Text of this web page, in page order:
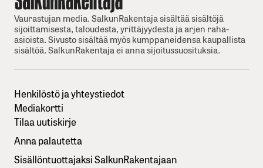
Vaurastujan media. SalkunRakentaja sisältää sisältöjä
sijoittamisesta, taloudesta, yrittäjyydesta ja arjen raha-
asioista. Sivusto sisältää myös kumppaneidensa kaupallista
sisältöä. SalkunRakentaja ei anna sijoitussuosituksia.
Henkilöstö ja yhteystiedot
Mediakortti
Tilaa uutiskirje
Anna palautetta
Sisällöntuottajaksi SalkunRakentajaan